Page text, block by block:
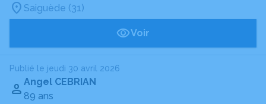
Saiguède (31)
Voir
Publié le jeudi 30 avril 2026
Angel CEBRIAN
89 ans